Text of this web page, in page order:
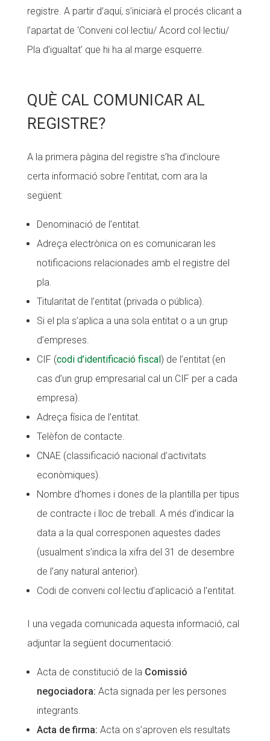
registre. A partir d’aquí, s’iniciarà el procés clicant a
l’apartat de ‘Conveni col·lectiu/ Acord col·lectiu/
Pla d’igualtat’ que hi ha al marge esquerre.
QUÈ CAL COMUNICAR AL
REGISTRE?
A la primera pàgina del registre s’ha d’incloure
certa informació sobre l’entitat, com ara la
següent:
Denominació de l’entitat.
Adreça electrònica on es comunicaran les
notificacions relacionades amb el registre del
pla.
Titularitat de l’entitat (privada o pública).
Si el pla s’aplica a una sola entitat o a un grup
d’empreses.
CIF (codi d’identificació fiscal) de l’entitat (en
cas d’un grup empresarial cal un CIF per a cada
empresa).
Adreça física de l’entitat.
Telèfon de contacte.
CNAE (classificació nacional d’activitats
econòmiques).
Nombre d’homes i dones de la plantilla per tipus
de contracte i lloc de treball. A més d’indicar la
data a la qual corresponen aquestes dades
(usualment s’indica la xifra del 31 de desembre
de l’any natural anterior).
Codi de conveni col·lectiu d’aplicació a l’entitat.
I una vegada comunicada aquesta informació, cal
adjuntar la següent documentació:
Acta de constitució de la Comissió
negociadora: Acta signada per les persones
integrants.
Acta de firma: Acta on s’aproven els resultats
COL·LABORA
Fes voluntariat
Fes un donatiu
COL·LABORA
Fes voluntariat
Fes un donatiu